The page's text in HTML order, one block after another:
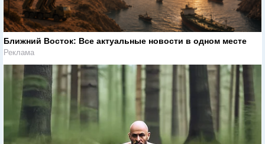
Ближний Восток: Все актуальные новости в одном месте
Реклама